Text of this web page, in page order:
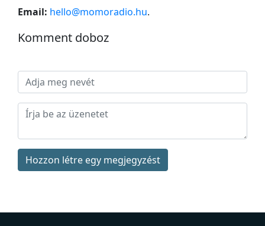
Email: hello@momoradio.hu.
Komment doboz
Hozzon létre egy megjegyzést